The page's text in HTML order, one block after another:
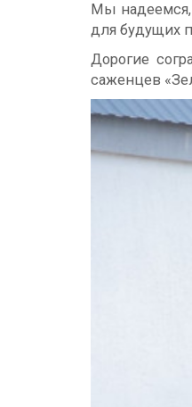
Мы надеемся,
для будущих
Дорогие
саженцев